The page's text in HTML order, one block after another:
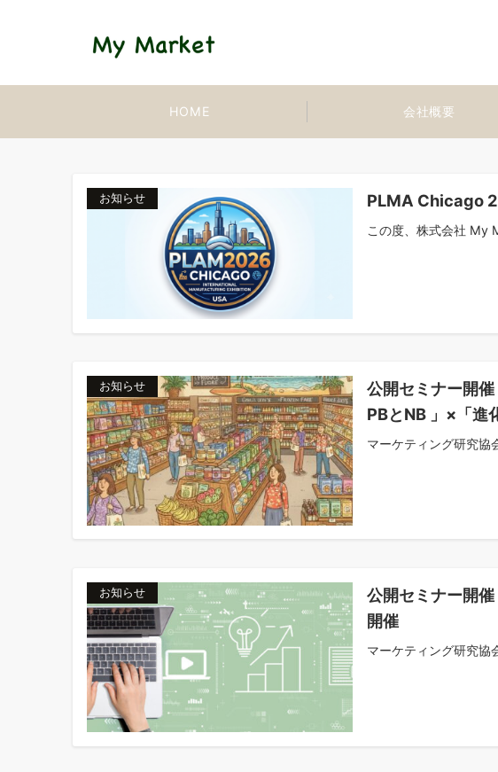
HOME 会社概要
お知らせ PLMA Chicago
この度、株式会社 My
お知らせ
公開セミナー開
PBとNB 」×「
マーケティング研究協
お知らせ
公開セミナー開
開催
マーケティング研究協